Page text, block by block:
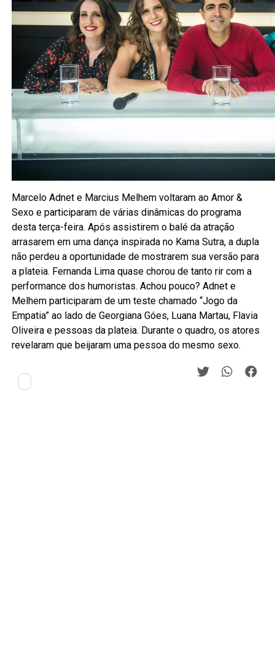
Marcelo Adnet e Marcius Melhem voltaram ao Amor &
Sexo e participaram de várias dinâmicas do programa
desta terça-feira. Após assistirem o balé da atração
arrasarem em uma dança inspirada no Kama Sutra, a dupla
não perdeu a oportunidade de mostrarem sua versão para
a plateia. Fernanda Lima quase chorou de tanto rir com a
performance dos humoristas. Achou pouco? Adnet e
Melhem participaram de um teste chamado “Jogo da
Empatia” ao lado de Georgiana Góes, Luana Martau, Flavia
Oliveira e pessoas da plateia. Durante o quadro, os atores
revelaram que beijaram uma pessoa do mesmo sexo.